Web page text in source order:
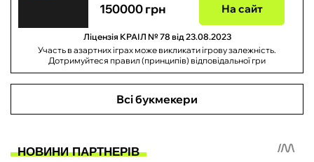
150000 грн На сайт
Ліцензія КРАІЛ № 78 від 23.08.2023
Участь в азартних іграх може викликати ігрову залежність.
Дотримуйтеся правил (принципів) відповідальної гри
Всі букмекери